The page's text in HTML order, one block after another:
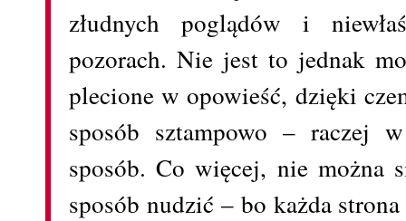
złudnych poglądów i
pozorach. Nie jest to jednak
plecione w opowieść, dzięki
sposób sztampowo – raczej
sposób. Co więcej, nie można
sposób nudzić – bo każda